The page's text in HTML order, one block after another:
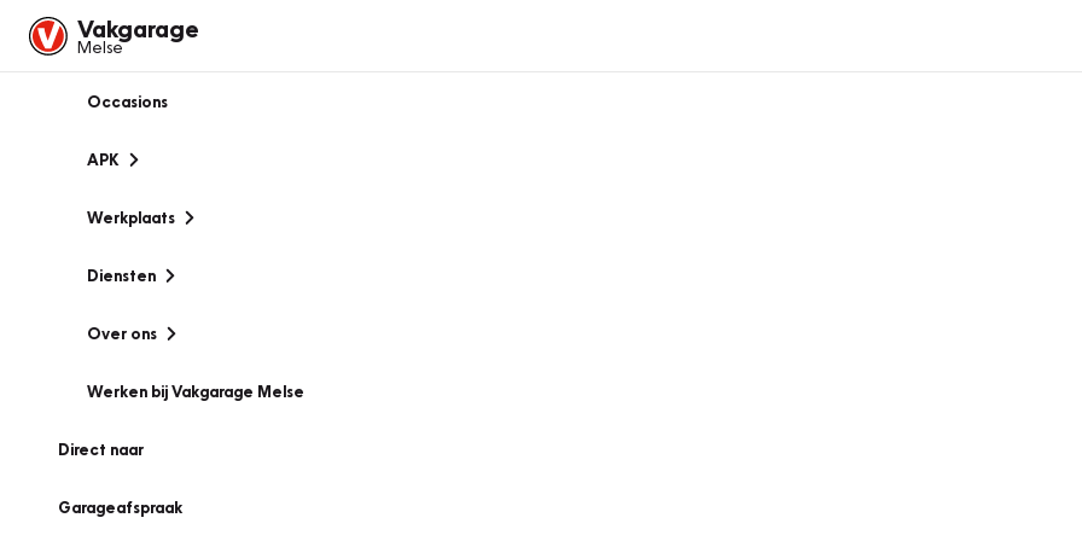
Vakgarage
Melse
Occasions
APK
Werkplaats
Diensten
Over ons
Werken bij Vakgarage Melse
Direct naar
Garageafspraak